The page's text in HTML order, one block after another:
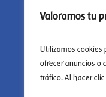
Valoramos tu
Utilizamos cookies
ofrecer anuncios o
tráfico. Al hacer